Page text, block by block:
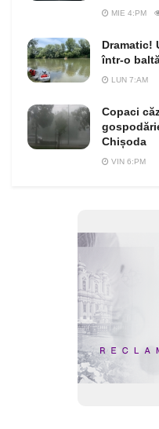
MIE 4:PM
Dramatic!
într-o
LUN 7:AM
Copaci
Chișoda
VIN 6:PM